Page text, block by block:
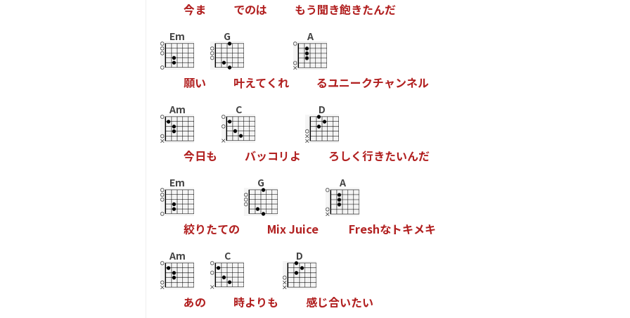
今ま でのは もう聞き飽きたんだ
Em
願い
G
叶えてく れ
A
るユニークチャンネル
Am
今日も
C
バッコ リ よ
D
ろ しく行きたいんだ
Em
絞りたての
G
MixJuice
A
Freshなトキメキ
Am
あの
C
時よ りも
D
感じ合いたい